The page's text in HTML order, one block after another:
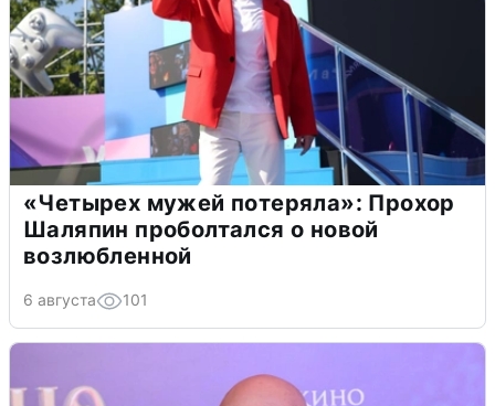
«Четырех мужей потеряла»: Прохор
Шаляпин проболтался о новой
возлюбленной
6 августа 101